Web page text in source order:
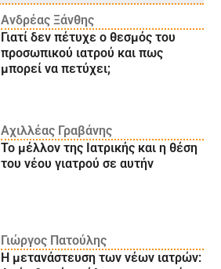
Ανδρέας Ξάνθης
Γιατί δεν πέτυχε ο θεσμός του
προσωπικού ιατρού και πως
μπορεί να πετύχει;
Αχιλλέας Γραβάνης
Το μέλλον της Ιατρικής και η θέση
του νέου γιατρού σε αυτήν
Γιώργος Πατούλης
Η μετανάστευση των νέων ιατρών: